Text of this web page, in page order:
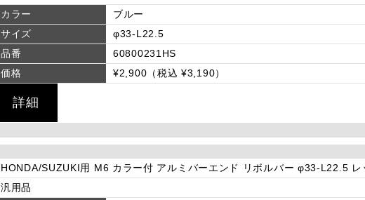
カラー
ブルー
サイズ
φ33-L22.5
品番
60800231HS
価格
¥2,900（税込 ¥3,190）
詳細
HONDA/SUZUKI用 M6 カラー付 アルミバーエンド リボルバー φ33-L22.5 レ
汎用品